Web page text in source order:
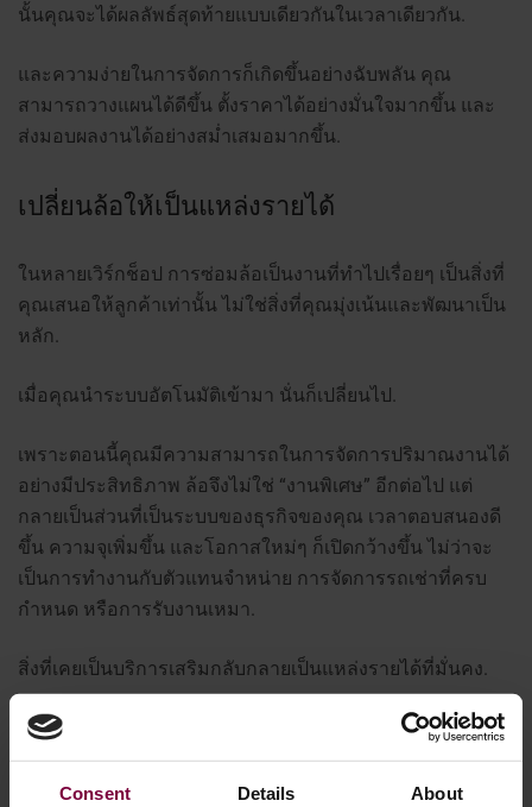
Consent Details About
นั้นคุณจะได้ผลลัพธ์สุดท้ายแบบเดียวกันในเวลาเดียวกัน.
และความง่ายในการจัดการก็เกิดขึ้นอย่างฉับพลัน คุณ
สามารถวางแผนได้ดีขึ้น ตั้งราคาได้อย่างมั่นใจมากขึ้น และ
ส่งมอบผลงานได้อย่างสม่ำเสมอมากขึ้น.
เปลี่ยนล้อให้เป็นแหล่งรายได้
ในหลายเวิร์กช็อป การซ่อมล้อเป็นงานที่ทำไปเรื่อยๆ เป็นสิ่งที่
คุณเสนอให้ลูกค้าเท่านั้น ไม่ใช่สิ่งที่คุณมุ่งเน้นและพัฒนาเป็น
หลัก.
เมื่อคุณนำระบบอัตโนมัติเข้ามา นั่นก็เปลี่ยนไป.
เพราะตอนนี้คุณมีความสามารถในการจัดการปริมาณงานได้
อย่างมีประสิทธิภาพ ล้อจึงไม่ใช่ “งานพิเศษ” อีกต่อไป แต่
กลายเป็นส่วนที่เป็นระบบของธุรกิจของคุณ เวลาตอบสนองดี
ขึ้น ความจุเพิ่มขึ้น และโอกาสใหม่ๆ ก็เปิดกว้างขึ้น ไม่ว่าจะ
เป็นการทำงานกับตัวแทนจำหน่าย การจัดการรถเช่าที่ครบ
กำหนด หรือการรับงานเหมา.
สิ่งที่เคยเป็นบริการเสริมกลับกลายเป็นแหล่งรายได้ที่มั่นคง.
ลักษณะการนำไปใช้จริง
~5 นาที การออกแรงต่อล้อ